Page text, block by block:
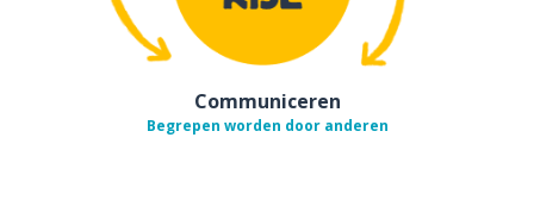
Communiceren
Begrepen worden door anderen